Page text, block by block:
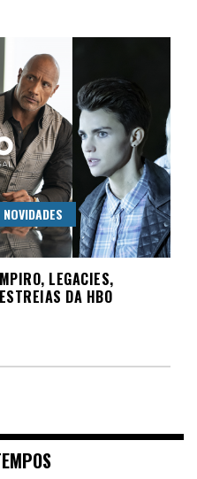
NOVIDADES
LEGACIES,
DA HBO